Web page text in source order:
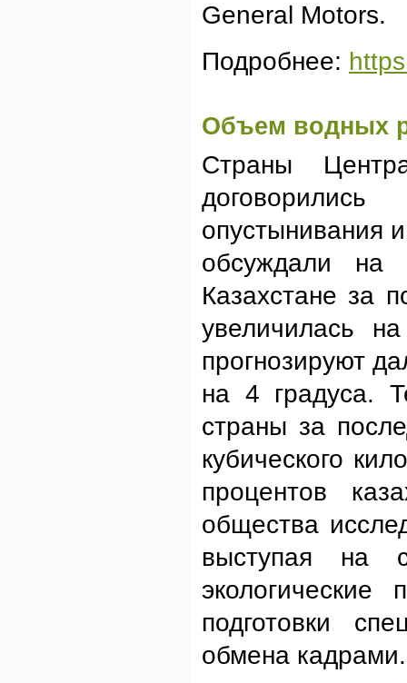
General Motors.
Подробнее:
Объем водных
Страны
опустынивания
обсуждали на
Казахстане за
увеличилась
прогнозируют
на 4 градуса.
страны за
кубического
процентов
общества
выступая на
подготовки
обмена кадрами.